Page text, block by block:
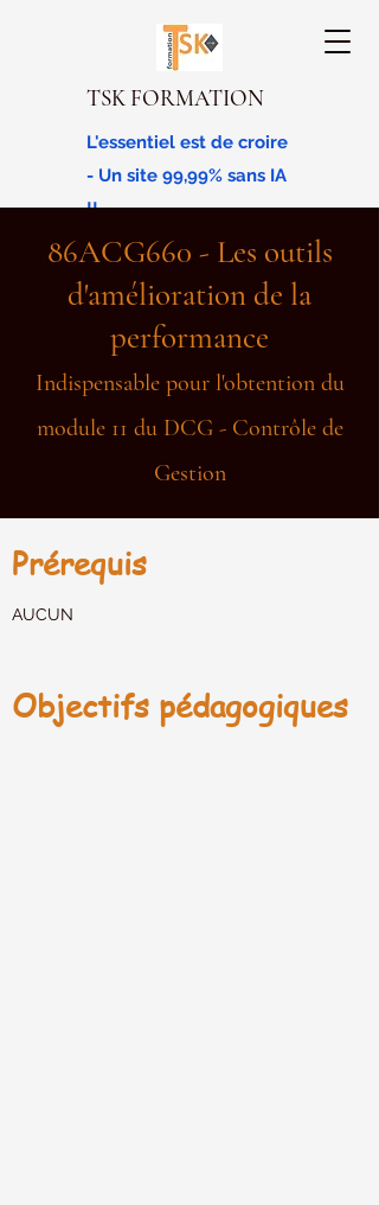
TSK FORMATION
L'essentiel est de croire
- Un site 99,99% sans IA
!!
86ACG660 - Les outils
d'amélioration de la
performance
Indispensable pour l'obtention du
module 11 du DCG - Contrôle de
Gestion
Prérequis
AUCUN
Objectifs pédagogiques